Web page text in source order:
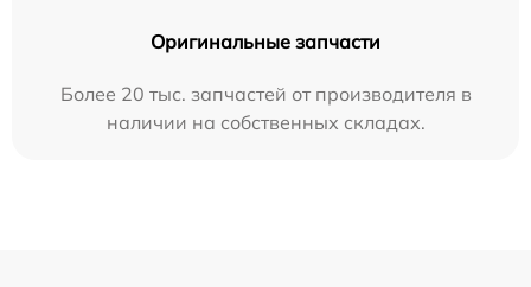
Оригинальные запчасти
Более 20 тыс. запчастей от производителя в
наличии на собственных складах.